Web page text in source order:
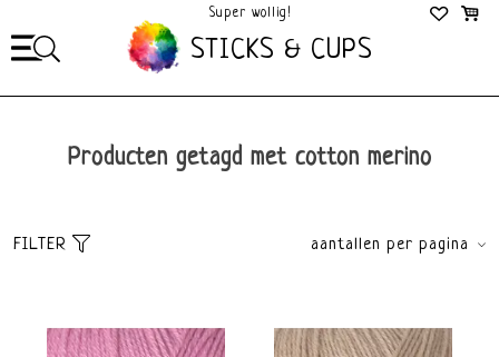
Super wollig!
Mega Gezellig!
STICKS & CUPS
Producten getagd met cotton merino
FILTER
aantallen per pagina
Laagste prijs